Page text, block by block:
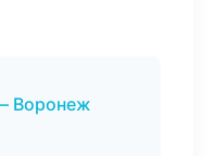
Воронеж